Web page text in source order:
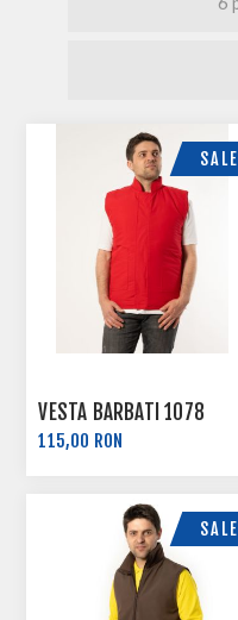
SALE
VESTA BARBATI 1078
115,00 RON
SALE